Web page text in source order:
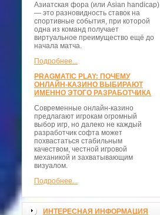
Азиатская фора (или Asian handicap)
— это разновидность ставок на
спортивные события, при которой
одна из команд получает
виртуальное преимущество ещё до
начала матча.
Подробнее...
PRAGMATIC PLAY: ПОЧЕМУ
ОНЛАЙН-КАЗИНО ВЫБИРАЮТ
ИМЕННО ЭТОГО РАЗРАБОТЧИКА
Современные онлайн-казино
предлагают игрокам огромный
выбор игр, но далеко не каждый
разработчик софта может
похвастаться стабильным
качеством, честной игровой
механикой и захватывающим
визуалом.
Подробнее...
ИНТЕРЕСНАЯ ИНФОРМАЦИЯ